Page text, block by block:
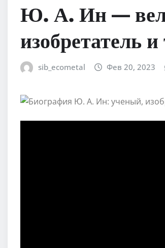
Ю. А. Ин —
изобретатель
sib_ecometal Фев 20, 2023